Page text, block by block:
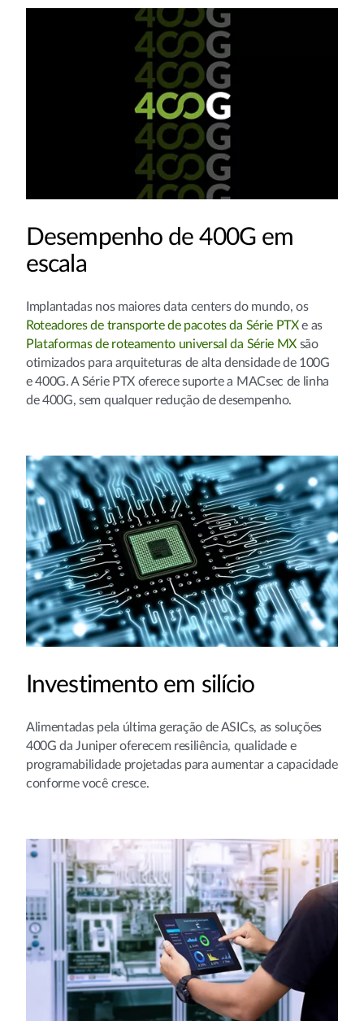
Desempenho de 400G em
escala
Implantadas nos maiores data centers do mundo, os
Roteadores de transporte de pacotes da Série PTXe as
Plataformas de roteamento universal da Série MXsão
otimizados para arquiteturas de alta densidade de 100G
e 400G. A Série PTX oferece suporte a MACsec de linha
de 400G, sem qualquer redução de desempenho.
Investimento em silício
Alimentadas pela última geração de ASICs, as soluções
400G da Juniper oferecem resiliência, qualidade e
programabilidade projetadas para aumentar a capacidade
conforme você cresce.